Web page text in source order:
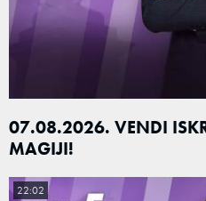
07.08.2026. VENDI
MAGIJI!
22:02